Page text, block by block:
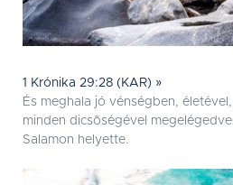
1 Krónika 29:28 (KAR) »
És meghala jó vénségben,
minden dicsõségével
Salamon helyette.